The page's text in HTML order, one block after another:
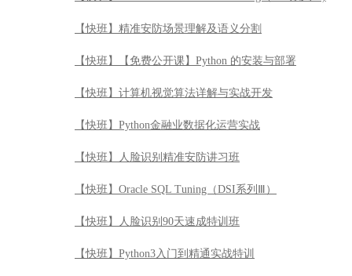
【快班】精准安防场景理解及语义分割
【快班】【免费公开课】Python 的安装与部署
【快班】计算机视觉算法详解与实战开发
【快班】Python金融业数据化运营实战
【快班】人脸识别精准安防讲习班
【快班】Oracle SQL Tuning（DSI系列Ⅲ）
【快班】人脸识别90天速成特训班
【快班】Python3入门到精通实战特训